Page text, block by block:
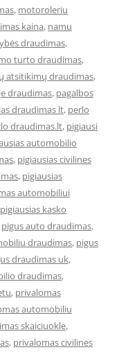
, motoroleriu
kaina, namu
draudimas,
turto draudimas,
atsitikimų draudimas,
draudimas, pagalbos
draudimas lt, perlo
draudimas.lt, pigiausi
automobilio
, pigiausias civilines
, pigiausias
automobiliui
pigiausias kasko
pigus auto draudimas,
draudimas, pigus
draudimas uk,
draudimas,
, privalomas
automobiliu
skaiciuokle,
, privalomas civilines